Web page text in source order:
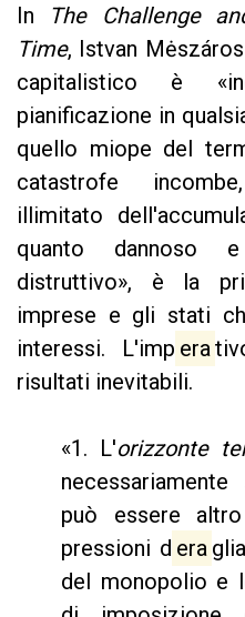
In
The Challenge
Time, Istvan
capitalistico è
pianificazione in
quello miope del
catastrofe
illimitato
quanto dannoso
distruttivo», è la
imprese e gli stati
interessi. L'imp era
risultati inevitabili.
«1. L'orizzonte
necessariamente
può essere
pressioni d era
del monopolio e